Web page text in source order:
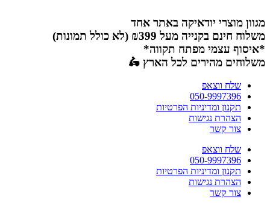
לתוכן
מגוון מוצרי יודאיקה באתר אחד
משלוח חינם בקנייה מעל ₪399 (לא כולל תמונות)
*איסוף עצמי מפתח תקווה*
משלוחים מהירים לכל הארץ 🛵
שלח ווצאפ
050-9997396
תקנון ומדיניות הפרטיות
הצהרת נגישות
צור קשר
שלח ווצאפ
050-9997396
תקנון ומדיניות הפרטיות
הצהרת נגישות
צור קשר